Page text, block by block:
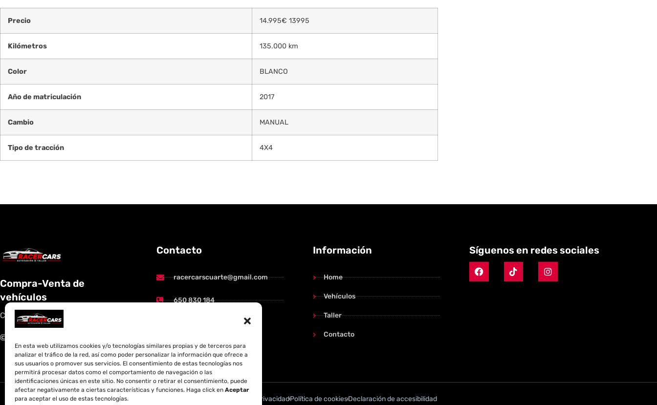
En esta web utilizamos cookies y/o tecnologías similares propias y de terceros para
analizar el tráfico de la red, así como poder personalizar la información que ofrece a
sus usuarios o promover sus servicios. El consentimiento de estas tecnologías nos
permitirá procesar datos como el comportamiento de navegación o las
identificaciones únicas en este sitio. No consentir o retirar el consentimiento, puede
afectar negativamente a ciertas características y funciones. Haga click en Aceptar
para aceptar el uso de estas tecnologías.
Precio 14.995€ 13995
Kilómetros 135.000 km
Color BLANCO
Año de matriculación 2017
Cambio MANUAL
Tipo de tracción 4X4
Compra-Venta de
vehículos
Con la mayor garantía y seguridad
Contacto
racercarscuarte@gmail.com
650 830 184
Información
Home
Vehículos
Taller
Contacto
Síguenos en redes sociales
Política de privacidadPolítica de cookiesDeclaración de accesibilidad